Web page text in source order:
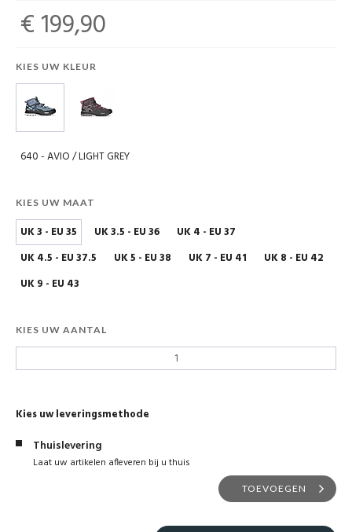
€ 199,90
KIES UW KLEUR
640 - AVIO / LIGHT GREY
KIES UW MAAT
UK 3 - EU 35 UK 3.5 - EU 36
UK 4 - EU 37
UK 4.5 - EU 37.5
UK 5 - EU 38 UK 7 - EU 41
UK 8 - EU 42
UK 9 - EU 43
KIES UW AANTAL
Kies uw leveringsmethode
Thuislevering
Laat uw artikelen afleveren bij u thuis
TOEVOEGEN